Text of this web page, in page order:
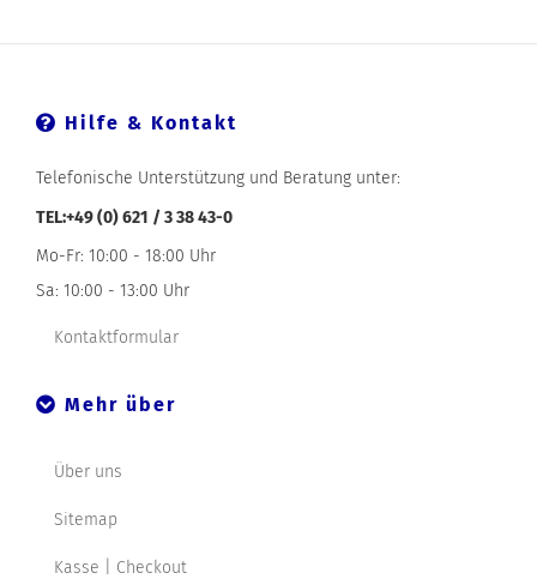
Hilfe & Kontakt
Telefonische Unterstützung und Beratung unter:
TEL:+49 (0) 621 / 3 38 43-0
Mo-Fr: 10:00 - 18:00 Uhr
Sa: 10:00 - 13:00 Uhr
Kontaktformular
Mehr über
Über uns
Sitemap
Kasse | Checkout